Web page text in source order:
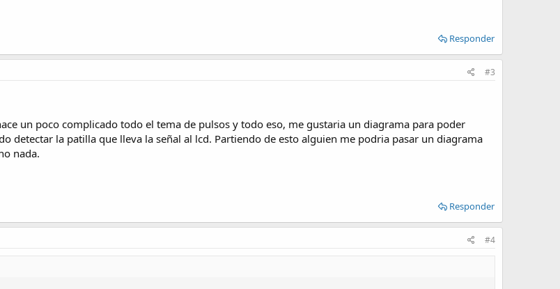
Responder
#3
un poco complicado todo el tema de pulsos y todo eso, me gustaria un diagrama para poder
detectar la patilla que lleva la señal al lcd. Partiendo de esto alguien me podria pasar un diagrama
nada.
Responder
#4